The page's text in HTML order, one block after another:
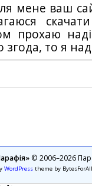
мене ваш
прохаю
згода, то я
© 2006–2026
WordPresstheme by